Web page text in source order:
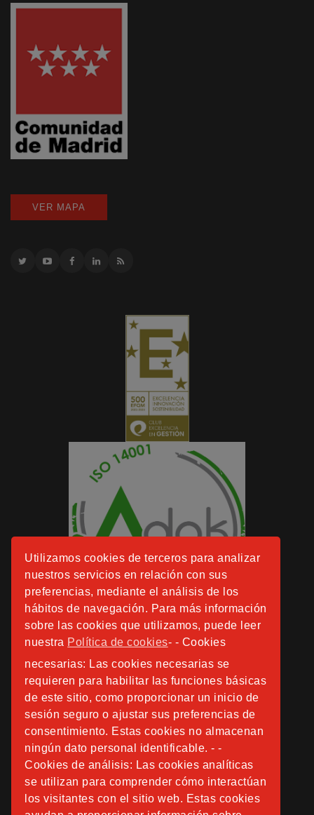
Utilizamos cookies de terceros para analizar
nuestros servicios en relación con sus
preferencias, mediante el análisis de los
hábitos de navegación. Para más información
sobre las cookies que utilizamos, puede leer
nuestra Política de cookies- - Cookies
necesarias: Las cookies necesarias se
requieren para habilitar las funciones básicas
de este sitio, como proporcionar un inicio de
sesión seguro o ajustar sus preferencias de
consentimiento. Estas cookies no almacenan
ningún dato personal identificable. - -
Cookies de análisis: Las cookies analíticas
se utilizan para comprender cómo interactúan
los visitantes con el sitio web. Estas cookies
VER MAPA